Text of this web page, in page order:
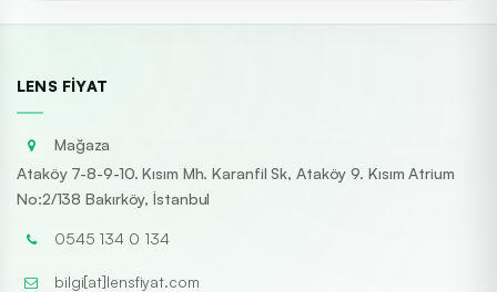
LENS FIYAT
Mağaza
Ataköy 7-8-9-10. Kısım Mh. Karanfil Sk, Ataköy 9. Kısım Atrium
No:2/138 Bakırköy, İstanbul
0545 134 0 134
bilgi[at]lensfiyat.com